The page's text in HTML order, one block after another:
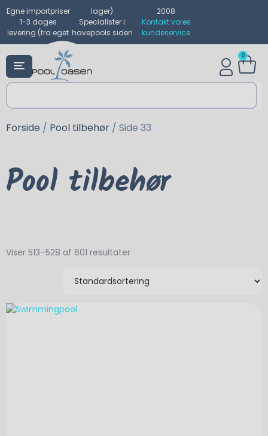
Egne importpriser
1-3 dages
levering (fra eget
lager)
Specialister i
havepools siden
2008
Kontakt vores
kundeservice
0
Forside / Pool tilbehør / Side 33
Pool tilbehør
Viser 513–528 af 601 resultater